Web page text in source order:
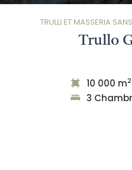
TRULLI ET MASSERIA
Trullo
10 000 m2
3